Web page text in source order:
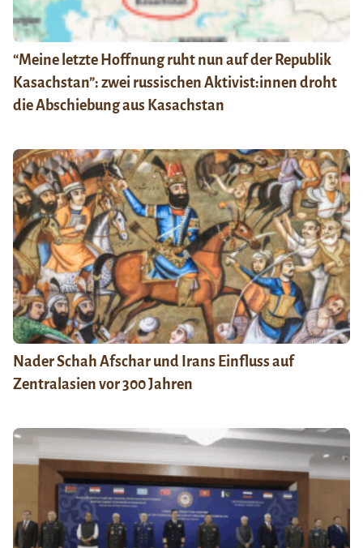
“Meine letzte Hoffnung ruht nun auf der Republik
Kasachstan”: zwei russischen Aktivist:innen droht
die Abschiebung aus Kasachstan
Nader Schah Afschar und Irans Einfluss auf
Zentralasien vor 300 Jahren